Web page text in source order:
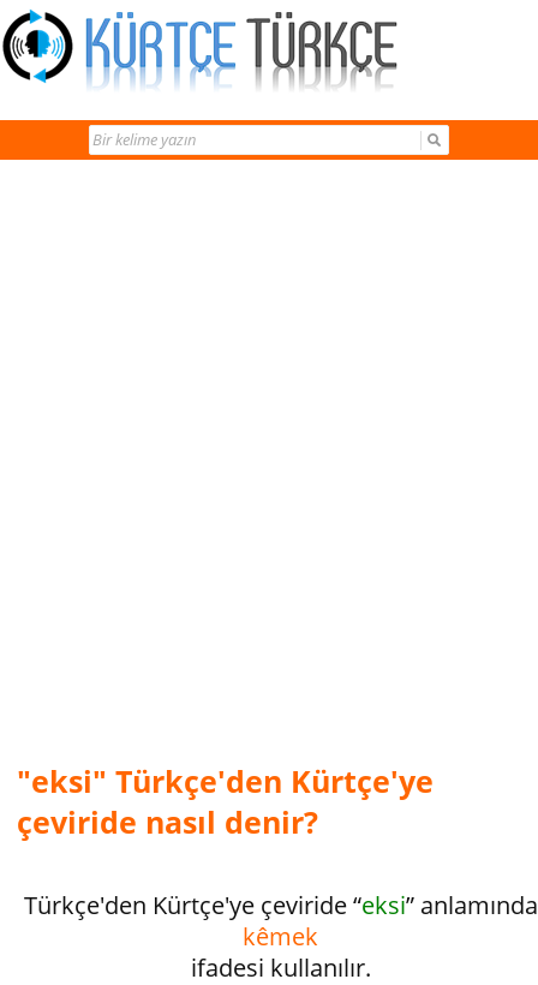
"eksi" Türkçe'den Kürtçe'ye
çeviride nasıl denir?
Türkçe'den Kürtçe'ye çeviride “eksi” anlamında
kêmek
ifadesi kullanılır.